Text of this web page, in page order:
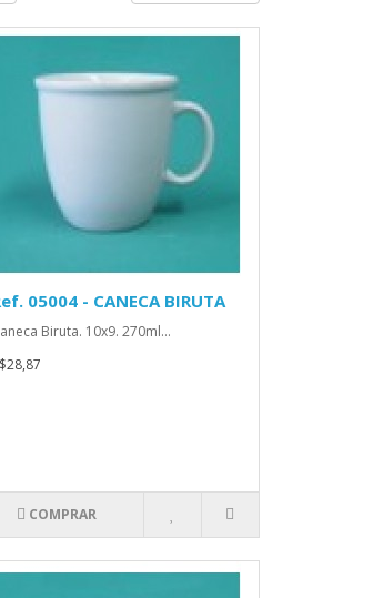
05004 - CANECA BIRUTA
Biruta. 10x9. 270ml...
COMPRAR